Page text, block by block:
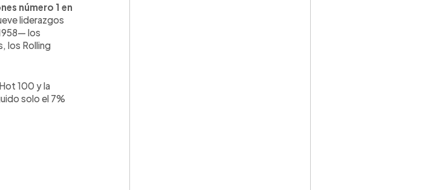
número 1 en
liderazgos
los
los Rolling
100 y la
solo el 7%